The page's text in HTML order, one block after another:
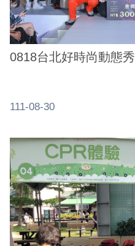
音
專
區
導
回
首
頁
ENGLISH
常
0818台北好時尚動態秀
111-08-30